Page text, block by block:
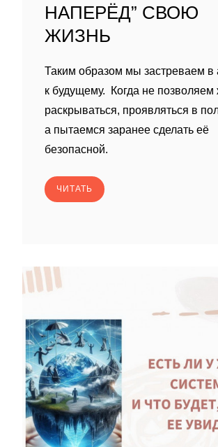
НАПЕРЁД” СВОЮ
ЖИЗНЬ
Таким образом мы застреваем в
к будущему. Когда не позволяем
раскрываться, проявляться в
а пытаемся заранее сделать её
безопасной.
ЧИТАТЬ